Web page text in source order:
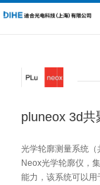
pluneox 3d共
光学轮廓测量系统
Neox光学轮廓仪，
能力，该系统可以